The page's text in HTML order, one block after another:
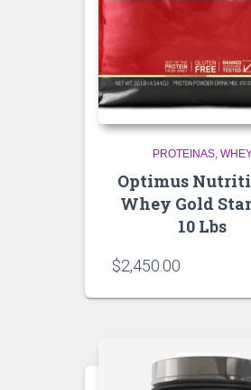
PROTEINAS
Optimus
Whey Gold
10 Lbs
$2,450.00